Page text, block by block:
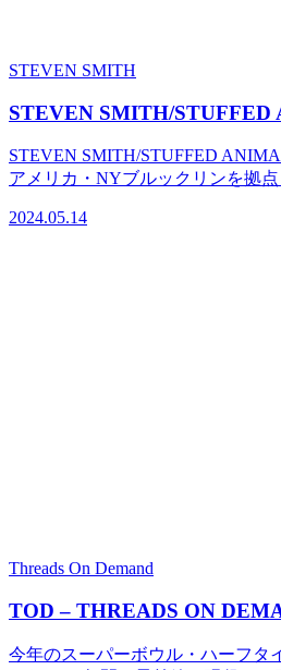
STEVEN SMITH
STEVEN SMITH/STUFFED
STEVEN SMITH/STUFFED
アメリカ・NYブルックリンを拠
2024.05.14
Threads On Demand
TOD – THREADS ON
今年のスーパーボウル・ハーフタ